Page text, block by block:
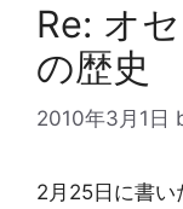
Re: オ
の歴史
2010年3月1日
2月25日に書い